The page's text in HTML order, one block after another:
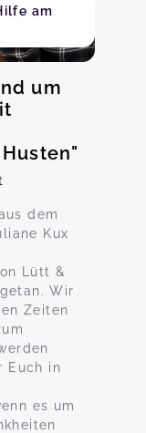
am
um
dem
Kux
Lütt &
Wir
Zeiten
Euch in
es um